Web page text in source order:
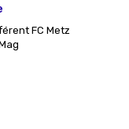
FC Metz